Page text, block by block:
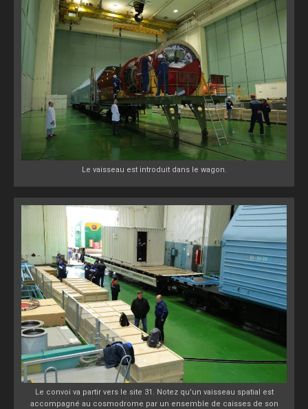
Le vaisseau est introduit dans le wagon.
Le convoi va partir vers le site 31. Notez qu'un vaisseau spatial est
accompagné au cosmodrome par un ensemble de caisses de son